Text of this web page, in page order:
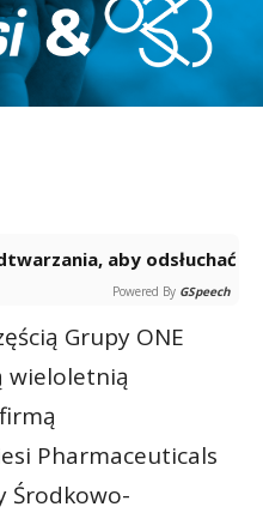
Powered By GSpeech
Grupy ONE
wieloletnią
Pharmaceuticals
Środkowo-